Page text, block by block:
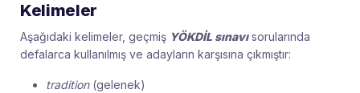
Kelimeler
Aşağıdaki kelimeler, geçmiş YÖKDİL sınavısorularında
defalarca kullanılmış ve adayların karşısına çıkmıştır:
tradition(gelenek)